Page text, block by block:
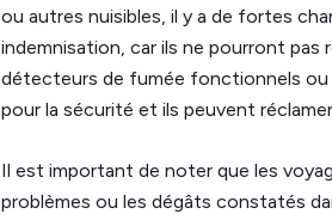
ou autres nuisibles, il y a de fortes
indemnisation, car ils ne pourront pas
détecteurs de fumée fonctionnels ou
pour la sécurité et ils peuvent
Il est important de noter que les
problèmes ou les dégâts constatés